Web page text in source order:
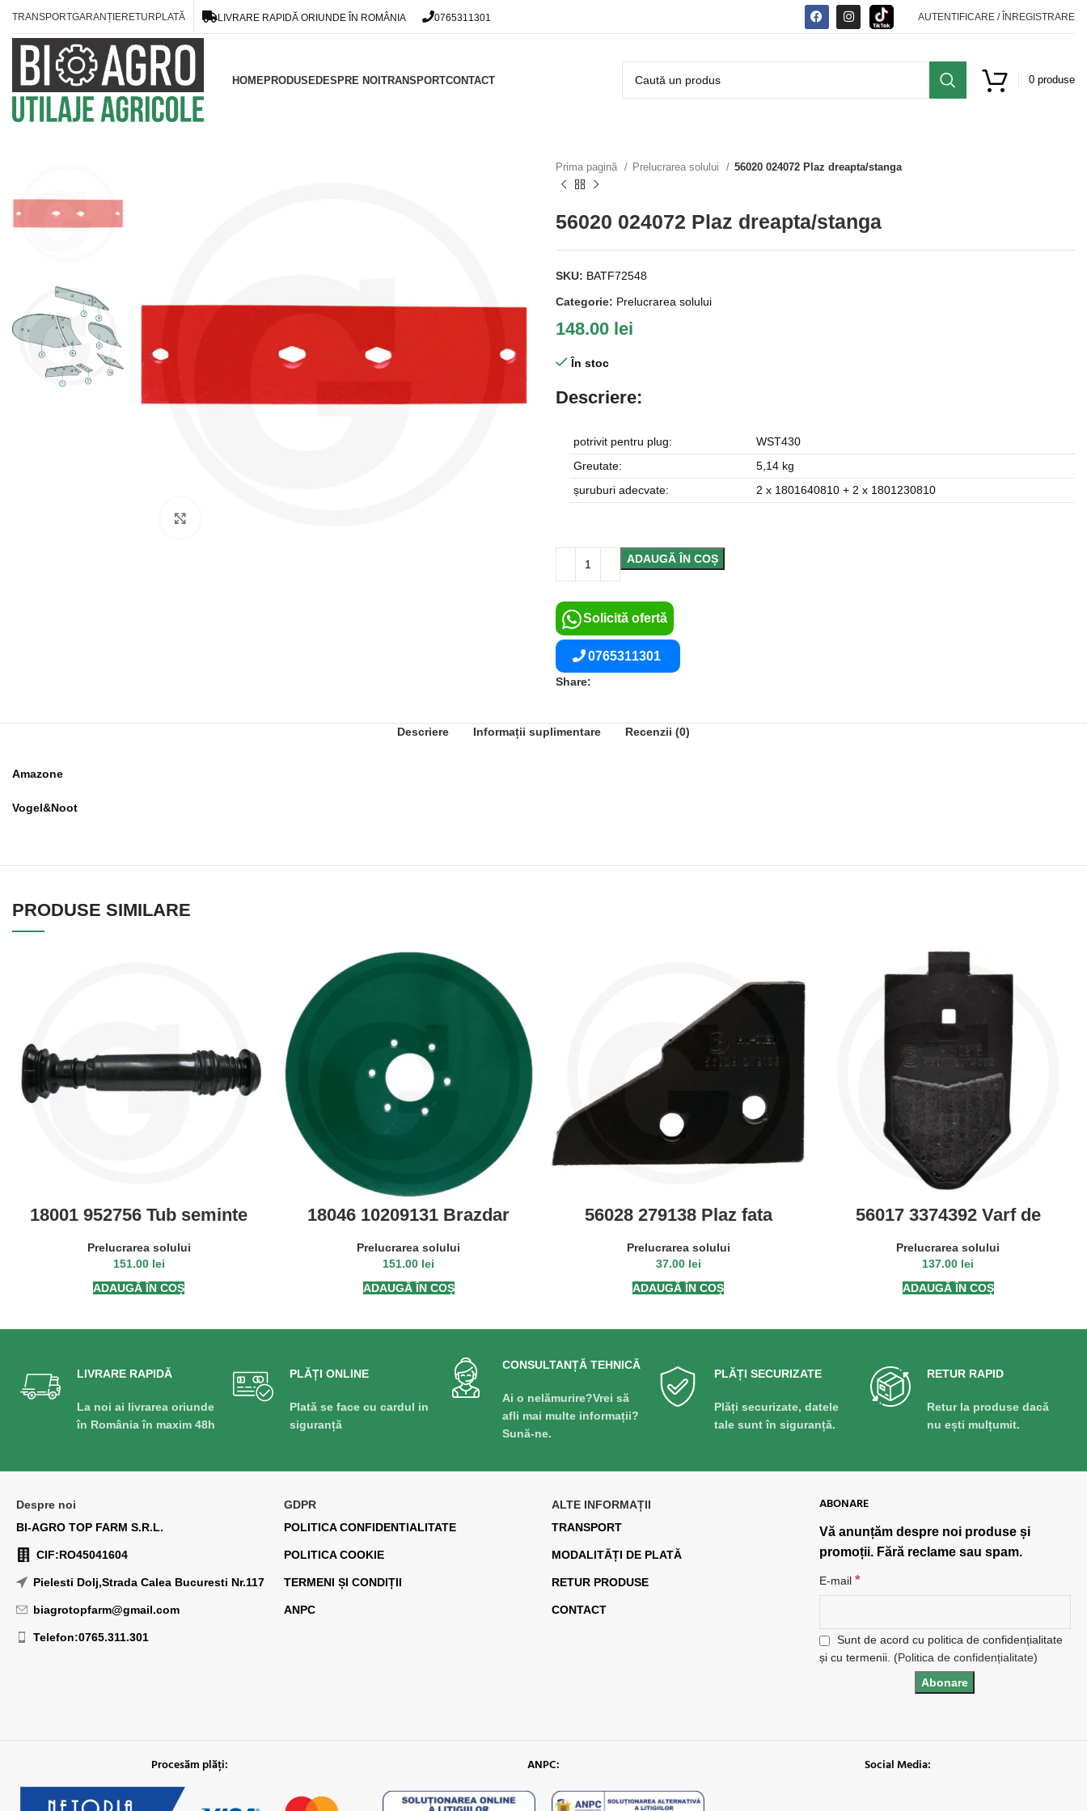
TRANSPORTGARANȚIERETURPLATĂ LIVRARE RAPIDĂ ORIUNDE ÎN ROMÂNIA 0765311301 AUTENTIFICARE / ÎNREGISTRARE
HOMEPRODUSEDESPRE NOITRANSPORTCONTACT 0 produse
Prima pagină Prelucrarea solului 56020 024072 Plaz dreapta/stanga
56020 024072 Plaz dreapta/stanga
SKU: BATF72548
Categorie: Prelucrarea solului
148.00 lei
În stoc
Descriere:
potrivit pentru plug:
WST430
Greutate:
5,14 kg
șuruburi adecvate:
2 x 1801640810 + 2 x 1801230810
ADAUGĂ ÎN COȘ
Solicită ofertă
0765311301
Share:
Descriere Informații suplimentare Recenzii (0)
Amazone
Vogel&Noot
PRODUSE SIMILARE
18001 952756 Tub seminte
Prelucrarea solului
151.00 lei
ADAUGĂ ÎN COȘ
18046 10209131 Brazdar
Prelucrarea solului
151.00 lei
ADAUGĂ ÎN COȘ
56028 279138 Plaz fata
Prelucrarea solului
37.00 lei
ADAUGĂ ÎN COȘ
56017 3374392 Varf de
Prelucrarea solului
137.00 lei
ADAUGĂ ÎN COȘ
LIVRARE RAPIDĂ
La noi ai livrarea oriunde
în România în maxim 48h
PLĂȚI ONLINE
Plată se face cu cardul in
siguranță
CONSULTANȚĂ TEHNICĂ
Ai o nelămurire?Vrei să
afli mai multe informații?
Sună-ne.
PLĂȚI SECURIZATE
Plăți securizate, datele
tale sunt în siguranță.
RETUR RAPID
Retur la produse dacă
nu ești mulțumit.
Despre noi
BI-AGRO TOP FARM S.R.L.
CIF:RO45041604
Pielesti Dolj,Strada Calea Bucuresti Nr.117
biagrotopfarm@gmail.com
Telefon:0765.311.301
GDPR
POLITICA CONFIDENTIALITATE
POLITICA COOKIE
TERMENI ȘI CONDIȚII
ANPC
ALTE INFORMAȚII
TRANSPORT
MODALITĂȚI DE PLATĂ
RETUR PRODUSE
CONTACT
ABONARE
Vă anunțăm despre noi produse și
promoții. Fără reclame sau spam.
E-mail *
Sunt de acord cu politica de confidențialitate
și cu termenii. (Politica de confidențialitate)
Procesăm plăți: ANPC: Social Media: